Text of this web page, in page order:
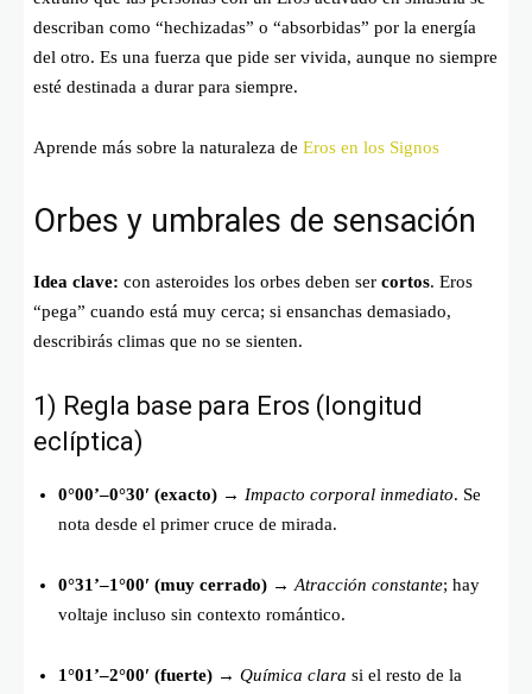
describan como “hechizadas” o “absorbidas” por la energía
del otro. Es una fuerza que pide ser vivida, aunque no siempre
esté destinada a durar para siempre.
Aprende más sobre la naturaleza de Eros en los Signos
Orbes y umbrales de sensación
Idea clave: con asteroides los orbes deben ser cortos. Eros
“pega” cuando está muy cerca; si ensanchas demasiado,
describirás climas que no se sienten.
1) Regla base para Eros (longitud
eclíptica)
0°00’–0°30′ (exacto) → Impacto corporal inmediato. Se
nota desde el primer cruce de mirada.
0°31’–1°00′ (muy cerrado) → Atracción constante; hay
voltaje incluso sin contexto romántico.
1°01’–2°00′ (fuerte) → Química clara si el resto de la